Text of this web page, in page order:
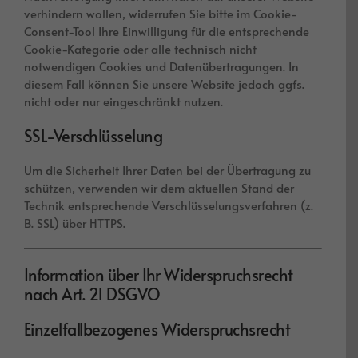
verhindern wollen, widerrufen Sie bitte im Cookie-
Consent-Tool Ihre Einwilligung für die entsprechende
Cookie-Kategorie oder alle technisch nicht
notwendigen Cookies und Datenübertragungen. In
diesem Fall können Sie unsere Website jedoch ggfs.
nicht oder nur eingeschränkt nutzen.
SSL-Verschlüsselung
Um die Sicherheit Ihrer Daten bei der Übertragung zu
schützen, verwenden wir dem aktuellen Stand der
Technik entsprechende Verschlüsselungsverfahren (z.
B. SSL) über HTTPS.
Information über Ihr Widerspruchsrecht
nach Art. 21 DSGVO
Einzelfallbezogenes Widerspruchsrecht